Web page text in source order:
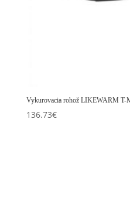
Vykurovacia rohož LIKEWARM T-
136.73€